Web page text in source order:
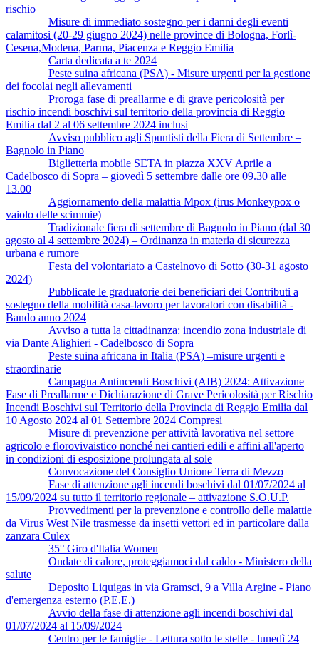
rischio
Misure di immediato sostegno per i danni degli eventi
calamitosi (20-29 giugno 2024) nelle province di Bologna, Forlì-
Cesena,Modena, Parma, Piacenza e Reggio Emilia
Carta dedicata a te 2024
Peste suina africana (PSA) - Misure urgenti per la gestione
dei focolai negli allevamenti
Proroga fase di preallarme e di grave pericolosità per
rischio incendi boschivi sul territorio della provincia di Reggio
Emilia dal 2 al 06 settembre 2024 inclusi
Avviso pubblico agli Spuntisti della Fiera di Settembre –
Bagnolo in Piano
Biglietteria mobile SETA in piazza XXV Aprile a
Cadelbosco di Sopra – giovedì 5 settembre dalle ore 09.30 alle
13.00
Aggiornamento della malattia Mpox (irus Monkeypox o
vaiolo delle scimmie)
Tradizionale fiera di settembre di Bagnolo in Piano (dal 30
agosto al 4 settembre 2024) – Ordinanza in materia di sicurezza
urbana e rumore
Festa del volontariato a Castelnovo di Sotto (30-31 agosto
2024)
Pubblicate le graduatorie dei beneficiari dei Contributi a
sostegno della mobilità casa-lavoro per lavoratori con disabilità -
Bando anno 2024
Avviso a tutta la cittadinanza: incendio zona industriale di
via Dante Alighieri - Cadelbosco di Sopra
Peste suina africana in Italia (PSA) –misure urgenti e
straordinarie
Campagna Antincendi Boschivi (AIB) 2024: Attivazione
Fase di Preallarme e Dichiarazione di Grave Pericolosità per Rischio
Incendi Boschivi sul Territorio della Provincia di Reggio Emilia dal
10 Agosto 2024 al 01 Settembre 2024 Compresi
Misure di prevenzione per attività lavorativa nel settore
agricolo e florovivaistico nonché nei cantieri edili e affini all'aperto
in condizioni di esposizione prolungata al sole
Convocazione del Consiglio Unione Terra di Mezzo
Fase di attenzione agli incendi boschivi dal 01/07/2024 al
15/09/2024 su tutto il territorio regionale – attivazione S.O.U.P.
Provvedimenti per la prevenzione e controllo delle malattie
da Virus West Nile trasmesse da insetti vettori ed in particolare dalla
zanzara Culex
35° Giro d'Italia Women
Ondate di calore, proteggiamoci dal caldo - Ministero della
salute
Deposito Liquigas in via Gramsci, 9 a Villa Argine - Piano
d'emergenza esterno (P.E.E.)
Avvio della fase di attenzione agli incendi boschivi dal
01/07/2024 al 15/09/2024
Centro per le famiglie - Lettura sotto le stelle - lunedì 24